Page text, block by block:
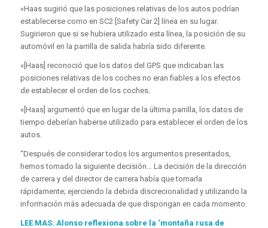
«Haas sugirió que las posiciones relativas de los autos podrían
establecerse como en SC2 [Safety Car 2] línea en su lugar.
Sugirieron que si se hubiera utilizado esta línea, la posición de su
automóvil en la parrilla de salida habría sido diferente.
«[Haas] reconoció que los datos del GPS que indicaban las
posiciones relativas de los coches no eran fiables a los efectos
de establecer el orden de los coches.
«[Haas] argumentó que en lugar de la última parrilla, los datos de
tiempo deberían haberse utilizado para establecer el orden de los
autos.
“Después de considerar todos los argumentos presentados,
hemos tomado la siguiente decisión… La decisión de la dirección
de carrera y del director de carrera había que tomarla
rápidamente; ejerciendo la debida discrecionalidad y utilizando la
información más adecuada de que dispongan en cada momento.
LEE MAS: Alonso reflexiona sobre la ‘montaña rusa de